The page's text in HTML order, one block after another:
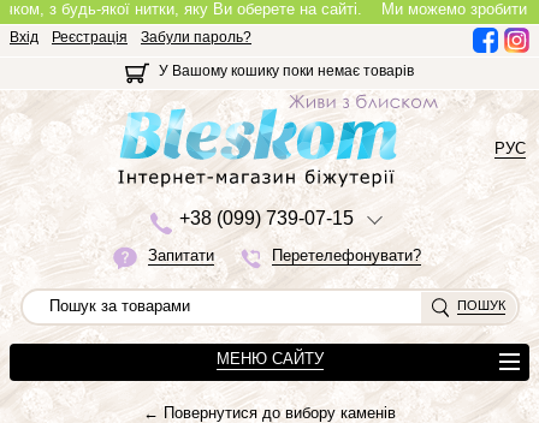
з будь-якої нитки, яку Ви оберете на сайті.Ми можемо зробити
Вхід Реєстрація
Забули пароль?
У Вашому кошику поки немає товарів
+38 (099) 739-07-15
Запитати Перетелефонувати?
РУС
ПОШУК
МЕНЮ САЙТУ
← Повернутися до вибору каменів